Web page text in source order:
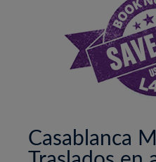
Casablanca